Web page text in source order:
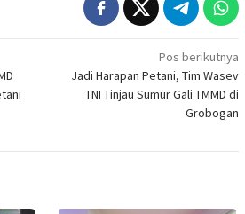
Pos berikutnya
Jadi Harapan Petani, Tim Wasev
TNI Tinjau Sumur Gali TMMD di
Grobogan